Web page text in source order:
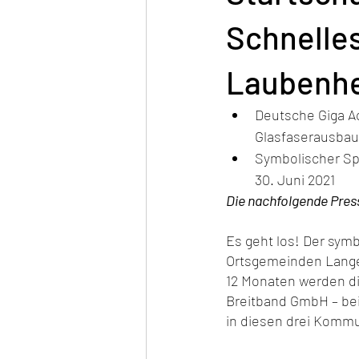
Deutsche Giga
Glasfaserausbau
Symbolischer
30. Juni 2021
Die nachfolgende
Es geht los! Der
Ortsgemeinden
12 Monaten werden
Breitband GmbH –
in diesen drei